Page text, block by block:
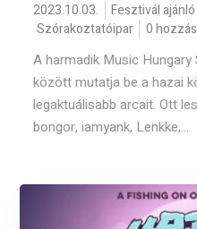
2023.10.03. Fesztivál ajánló
Szórakoztatóipar
0
A harmadik Music
között mutatja be a hazai
legaktuálisabb arcait. Ott
bongor, iamyank, Lenkke,...